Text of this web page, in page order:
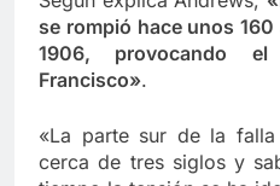
se rompió hace unos
1906, provocando
Francisco».
«La parte sur de la
cerca de tres siglos y